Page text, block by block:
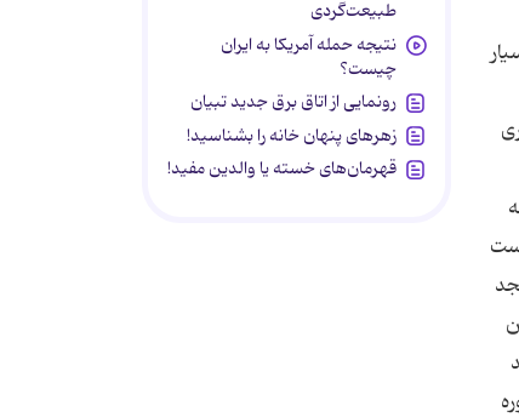
طبیعت‌گردی
نتیجه حمله آمریکا به ایران
چیست؟
رونمایی از اتاق برق جدید تبیان
زهرهای پنهان خانه را بشناسید!
قهرمان‌های خسته یا والدین مفید!